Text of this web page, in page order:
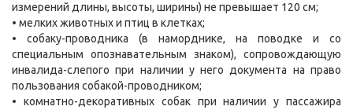
измерений длины, высоты, ширины) не превышает 120 см;
• мелких животных и птиц в клетках;
• собаку-проводника (в наморднике, на поводке и со
специальным опознавательным знаком), сопровождающую
инвалида-слепого при наличии у него документа на право
пользования собакой-проводником;
• комнатно-декоративных собак при наличии у пассажира